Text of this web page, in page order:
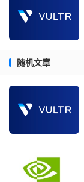
随机文章